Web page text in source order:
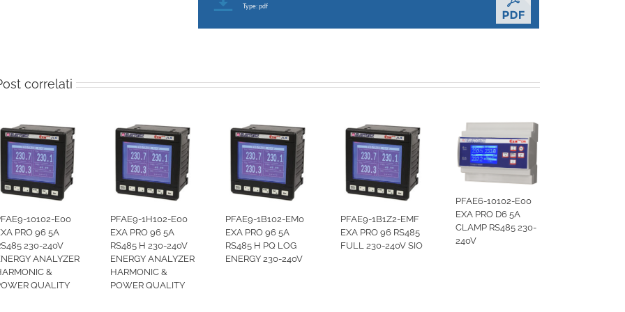
Type: pdf
correlati
10102-E00
PRO 96 5A
230-240V
ANALYZER
&
QUALITY
PFAE9-1H102-E00
EXA PRO 96 5A
RS485 H 230-240V
ENERGY ANALYZER
HARMONIC &
POWER QUALITY
PFAE9-1B102-EM0
EXA PRO 96 5A
RS485 H PQ LOG
ENERGY 230-240V
PFAE9-1B1Z2-EMF
EXA PRO 96 RS485
FULL 230-240V SIO
PFAE6-10102-E00
EXA PRO D6 5A
CLAMP RS485 230-
240V